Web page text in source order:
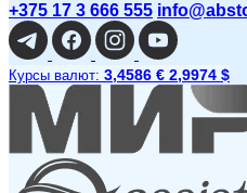
+375 17 3 666 555
Курсы валют: 3,4586 € 2,9974 $